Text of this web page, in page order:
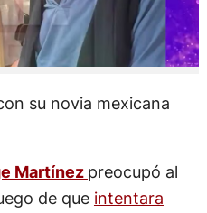
su novia mexicana
Martínez preocupó al
de que intentara